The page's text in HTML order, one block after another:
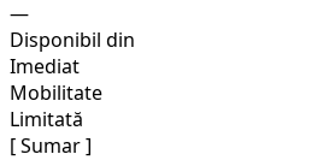
—
Disponibil din
Imediat
Mobilitate
Limitată
[ Sumar ]